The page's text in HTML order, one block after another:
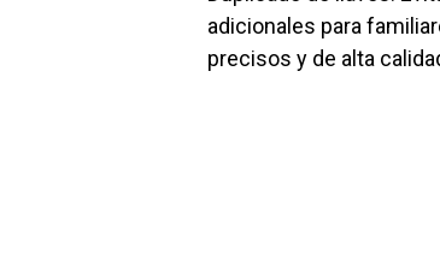
adicionales para
precisos y de alta